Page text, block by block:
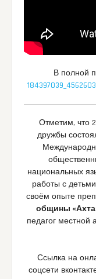
В полной
Отметим, что
дружбы
национальных
работы с
своём опыте
общины
педагог местной
Ссылка на
соцсети